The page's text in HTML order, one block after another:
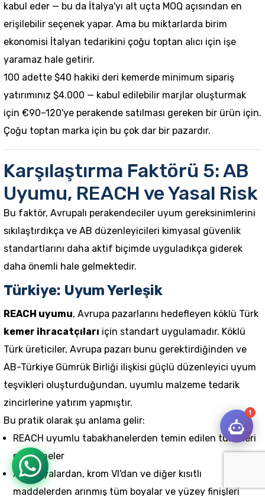
kabul eder — bu da İtalya'yı alt uçta MOQ açısından en
erişilebilir seçenek yapar. Ama bu miktarlarda birim
ekonomisi İtalyan tedarikini çoğu toptan alıcı için işe
yaramaz hale getirir.
100 adette $40 hakiki deri kemerde minimum sipariş
yatırımınız $4.000 — kabul edilebilir marjlar oluşturmak
için €90–120'ye perakende satılması gereken bir ürün için.
Çoğu toptan marka için bu çok dar bir pazardır.
Karşılaştırma Faktörü 5: AB
Uyumu, REACH ve Yasal Risk
Bu faktör, Avrupalı perakendeciler uyum gereksinimlerini
sıkılaştırdıkça ve AB düzenleyicileri kimyasal güvenlik
standartlarını daha aktif biçimde uyguladıkça giderek
daha önemli hale gelmektedir.
Türkiye: Uyum Yerleşik
REACH uyumu, Avrupa pazarlarını hedefleyen köklü Türk
kemer ihracatçıları için standart uygulamadır. Köklü
Türk üreticiler, Avrupa pazarı bunu gerektirdiğinden ve
AB-Türkiye Gümrük Birliği ilişkisi güçlü düzenleyici uyum
teşvikleri oluşturduğundan, uyumlu malzeme tedarik
zincirlerine yatırım yapmıştır.
Bu pratik olarak şu anlama gelir:
REACH uyumlu tabakhanelerden temin edilen tüm deri
malzemeler
Azo boyalardan, krom VI'dan ve diğer kısıtlı
maddelerden arınmış tüm boyalar ve yüzey finişleri
1